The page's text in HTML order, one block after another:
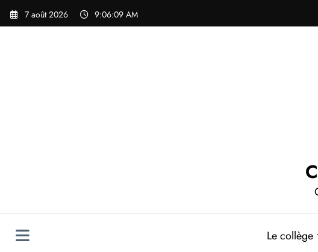
Aller
7 août 2026 9:06:09 AM
Le collège